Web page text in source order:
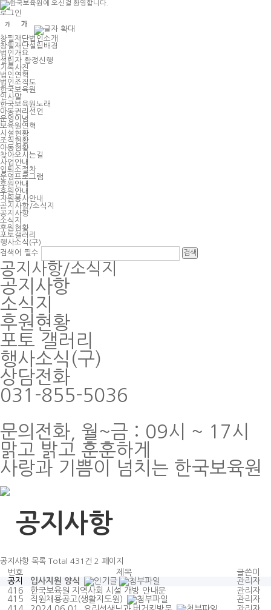
주
메
뉴
바
가
기
로그인
창필재단법인소개
창필재단설립배경
법인개요
설립자 황정신행
기록사진
법인연혁
법인조직도
한국보육원
인사말
한국보육원노래
아동권리선언
운영이념
보육원연혁
시설현황
조직현황
아동현황
찾아오시는길
사업안내
입퇴소절차
운영프로그램
후원안내
후원안내
자원봉사안내
공지사항/소식지
공지사항
소식지
후원현황
포토갤러리
행사소식(구)
검색어 필수
공지사항/소식지
공지사항
소식지
후원현황
포토 갤러리
행사소식(구)
상담전화
031-855-5036
문의전화, 월~금 : 09시 ~ 17시
맑고 밝고 훈훈하게
사랑과 기쁨이 넘치는 한국보육원
공지사항
공지사항 목록 Total 431건 2 페이지
번호 제목
글쓴이
공지
입사지원 양식
관리자
416
한국보육원 지역사회 시설 개방 안내문
관리자
415
직원채용공고(생활지도원)
관리자